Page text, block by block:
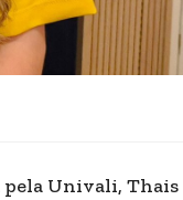
Univali, Thais